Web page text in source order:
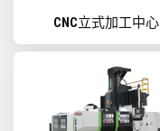
CNC立式加工中心